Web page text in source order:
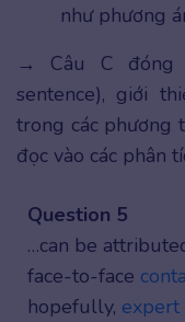
như phương
→ Câu C
sentence), giới
trong các phương
đọc vào các phân
Question 5
…can be
face-to-face
hopefully, expert